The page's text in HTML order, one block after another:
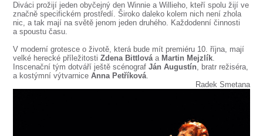
Diváci prožijí jeden obyčejný den Winnie a Willieho, kteří spolu žijí ve
značně specifickém prostředí. Široko daleko kolem nich není zhola
nic, a tak mají na světě jenom jeden druhého. Každodenní činnosti
a spoustu času.
V moderní grotesce o životě, která bude mít premiéru 10. října, mají
velké herecké příležitostiZdena Bittlováa Martin Mejzlík.
Inscenační tým dotváří ještě scénografJán Augustín, bratr režiséra,
a kostýmní výtvarniceAnna Petříková.
Radek Smetana